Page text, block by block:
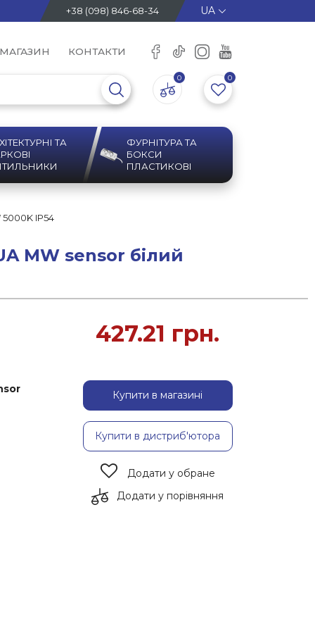
+38 (098) 846-68-34
КОНТАКТИ
0 0
ТА
ФУРНІТУРА ТА
БОКСИ
ПЛАСТИКОВІ
5000K IP54
MW sensor білий
427.21 грн.
Купити в магазині
Купити в дистриб'ютора
Додати у обране
Додати у порівняння